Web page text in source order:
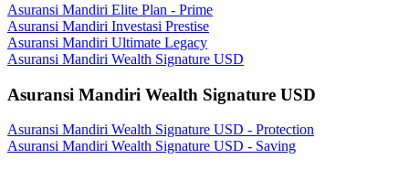
Asuransi Mandiri Elite Plan - Prime
Asuransi Mandiri Investasi Prestise
Asuransi Mandiri Ultimate Legacy
Asuransi Mandiri Wealth Signature USD
Asuransi Mandiri Wealth Signature USD
Asuransi Mandiri Wealth Signature USD - Protection
Asuransi Mandiri Wealth Signature USD - Saving